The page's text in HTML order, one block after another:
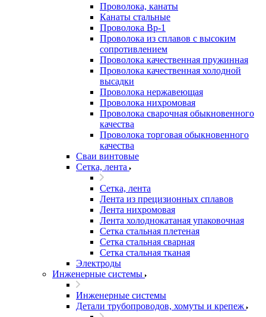
Проволока, канаты
Канаты стальные
Проволока Вр-1
Проволока из сплавов с высоким
сопротивлением
Проволока качественная пружинная
Проволока качественная холодной
высадки
Проволока нержавеющая
Проволока нихромовая
Проволока сварочная обыкновенного
качества
Проволока торговая обыкновенного
качества
Сваи винтовые
Сетка, лента
Сетка, лента
Лента из прецизионных сплавов
Лента нихромовая
Лента холоднокатаная упаковочная
Сетка стальная плетеная
Сетка стальная сварная
Сетка стальная тканая
Электроды
Инженерные системы
Инженерные системы
Детали трубопроводов, хомуты и крепеж